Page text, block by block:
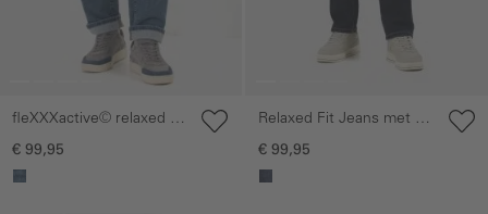
fleXXXactive© relaxed fit
jeans
€ 99,95
Relaxed Fit Jeans met 2-
weg stretch
€ 99,95